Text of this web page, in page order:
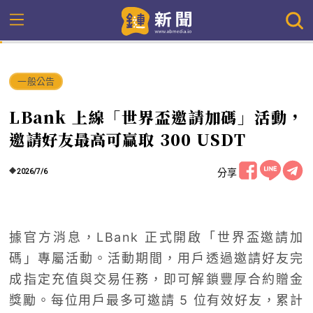
一般公告
LBank 上線「世界盃邀請加碼」活動，
邀請好友最高可贏取 300 USDT
2026/7/6 分享
據官方消息，LBank 正式開啟「世界盃邀請加
碼」專屬活動。活動期間，用戶透過邀請好友完
成指定充值與交易任務，即可解鎖豐厚合約贈金
獎勵。每位用戶最多可邀請 5 位有效好友，累計